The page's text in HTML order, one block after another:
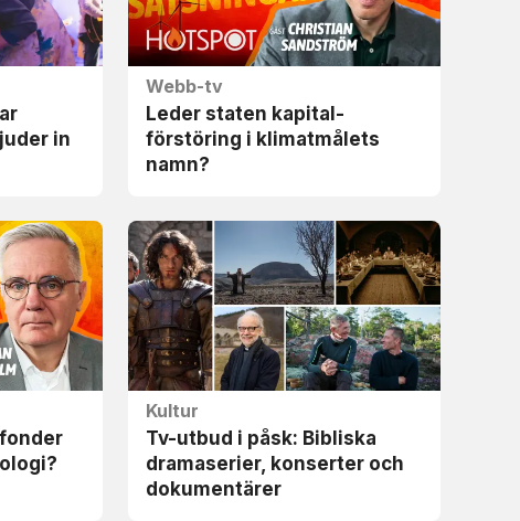
in
Webb-tv
Leder staten kapital­
förstöring i klimat­målets
namn?
Kultur
Tv-utbud i påsk: Bibliska
drama­serier, konserter och
dokumentärer